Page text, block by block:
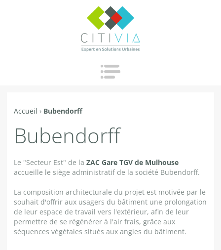
Jump to navigation
Vous
êtes
ici
Accueil › Bubendorff
Bubendorff
Le "Secteur Est" de la ZAC Gare TGV de Mulhouse
accueille le siège administratif de la société Bubendorff.
La composition architecturale du projet est motivée par le
souhait d'offrir aux usagers du bâtiment une prolongation
de leur espace de travail vers l'extérieur, afin de leur
permettre de se régénérer à l'air frais, grâce aux
séquences végétales situés aux angles du bâtiment.